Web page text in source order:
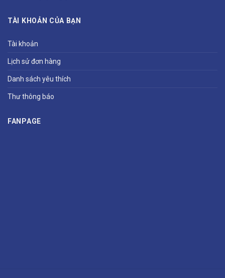
TÀI KHOẢN CỦA BẠN
Tài khoản
Lịch sử đơn hàng
Danh sách yêu thích
Thư thông báo
FANPAGE